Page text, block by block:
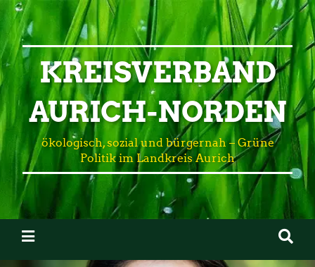
KREISVERBAND
AURICH-NORDEN
ökologisch, sozial und bürgernah – Grüne
Politik im Landkreis Aurich